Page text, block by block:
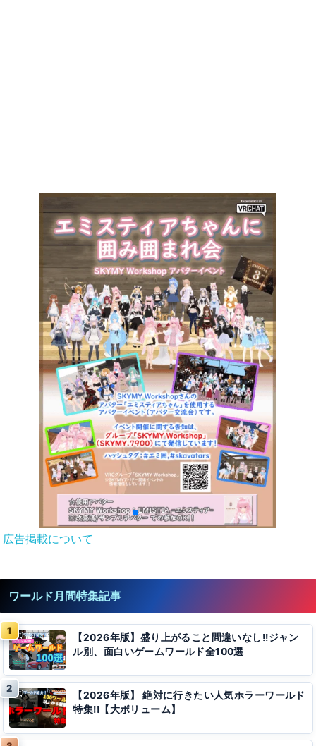
広告掲載について
ワールド月間特集記事
【2026年版】盛り上がること間違いなし!!ジャン
ル別、面白いゲームワールド全100選
【2026年版】 絶対に行きたい人気ホラーワールド
特集!!【大ボリューム】